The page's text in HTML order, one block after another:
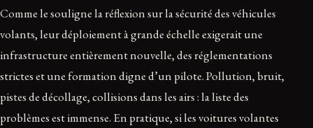
Comme le souligne la réflexion sur la sécurité des véhicules
volants, leur déploiement à grande échelle exigerait une
infrastructure entièrement nouvelle, des réglementations
strictes et une formation digne d’un pilote. Pollution, bruit,
pistes de décollage, collisions dans les airs : la liste des
problèmes est immense. En pratique, si les voitures volantes